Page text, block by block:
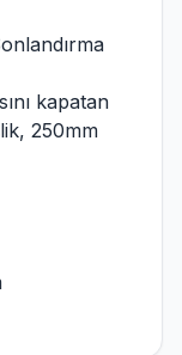
kapatan
250mm